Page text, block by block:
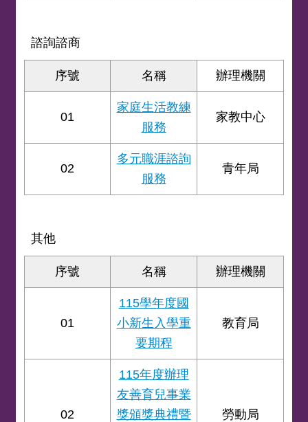
諮詢諮商
序號 名稱 辦理機關
01
家庭生活教練
服務
家教中心
02
多元職涯諮詢
服務
青年局
其他
序號 名稱 辦理機關
01
115學年度國
小新生入學重
要期程
教育局
02
115年度辦理
友善育兒事業
獎頒獎典禮暨
勞動局